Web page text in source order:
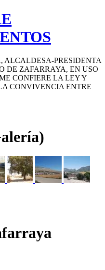
ALCALDESA-PRESIDENTA
DE ZAFARRAYA, EN USO
CONFIERE LA LEY Y
CONVIVENCIA ENTRE